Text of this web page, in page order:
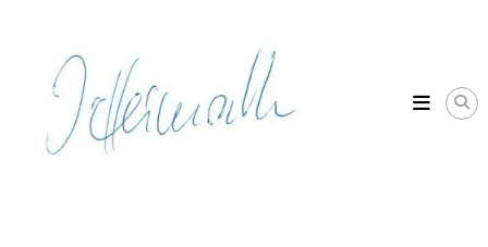
content
Heimrath